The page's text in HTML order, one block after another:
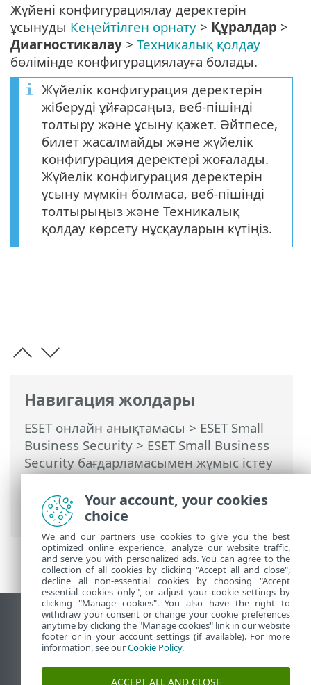
Навигация жолдары
ESET онлайн анықтамасы > ESET Small
Business Security > ESET Small Business
Security бағдарламасымен жұмыс істеу
>Анықтама және қолдау> Жүйе
конфигурациясының деректерін
жіберу
Жүйені конфигурациялау деректерін
ұсынуды Кеңейтілген орнату > Құралдар >
Диагностикалау > Техникалық қолдау
бөлімінде конфигурациялауға болады.
Жүйелік конфигурация деректерін
жіберуді ұйғарсаңыз, веб-пішінді
толтыру және ұсыну қажет. Әйтпесе,
билет жасалмайды және жүйелік
конфигурация деректері жоғалады.
Жүйелік конфигурация деректерін
ұсыну мүмкін болмаса, веб-пішінді
толтырыңыз және Техникалық
қолдау көрсету нұсқауларын күтіңіз.
Жұмыс үстеліндегі сайтты қарау
End of Life
ESET білім қоры
ESET форумы
Your account, your cookies
choice
We and our partners use cookies to give you the best
optimized online experience, analyze our website traffic,
and serve you with personalized ads. You can agree to the
collection of all cookies by clicking "Accept all and close",
decline all non-essential cookies by choosing "Accept
essential cookies only", or adjust your cookie settings by
clicking "Manage cookies". You also have the right to
withdraw your consent or change your cookie preferences
anytime by clicking the "Manage cookies" link in our website
footer or in your account settings (if available). For more
information, see ourCookie Policy.
ACCEPT ALL AND CLOSE